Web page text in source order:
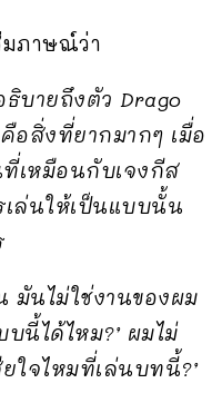
ภาษณ์ว่า
บายถึงตัว Drago
อสิ่งที่ยากมากๆ เมื่อ
เหมือนกับเจงกีส
ล่นให้เป็นแบบนั้น
มันไม่ใช่งานของผม
นี้ได้ไหม?’ ผมไม่
ใจไหมที่เล่นบทนี้?’